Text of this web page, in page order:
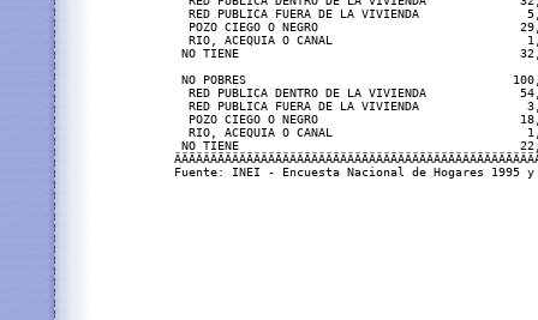
RED PUBLICA FUERA DE LA VIVIENDA
POZO CIEGO O NEGRO
RIO, ACEQUIA O CANAL
NO TIENE
NO POBRES
RED PUBLICA DENTRO DE LA VIVIENDA
RED PUBLICA FUERA DE LA VIVIENDA
POZO CIEGO O NEGRO
RIO, ACEQUIA O CANAL
NO TIENE
Fuente: INEI - Encuesta Nacional de Hogares 1995 y